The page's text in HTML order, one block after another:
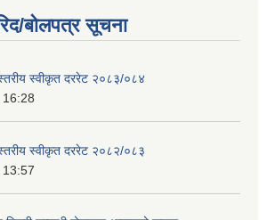
बोलपत्र सूचना
स्वीकृत दररेट २०८३/०८४
स्वीकृत दररेट २०८२/०८३